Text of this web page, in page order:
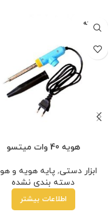
فروخته
شده
هویه 40 وات میتسو
ابزار دستی, پایه هویه و
دسته بندی نشده
اطلاعات بیشتر